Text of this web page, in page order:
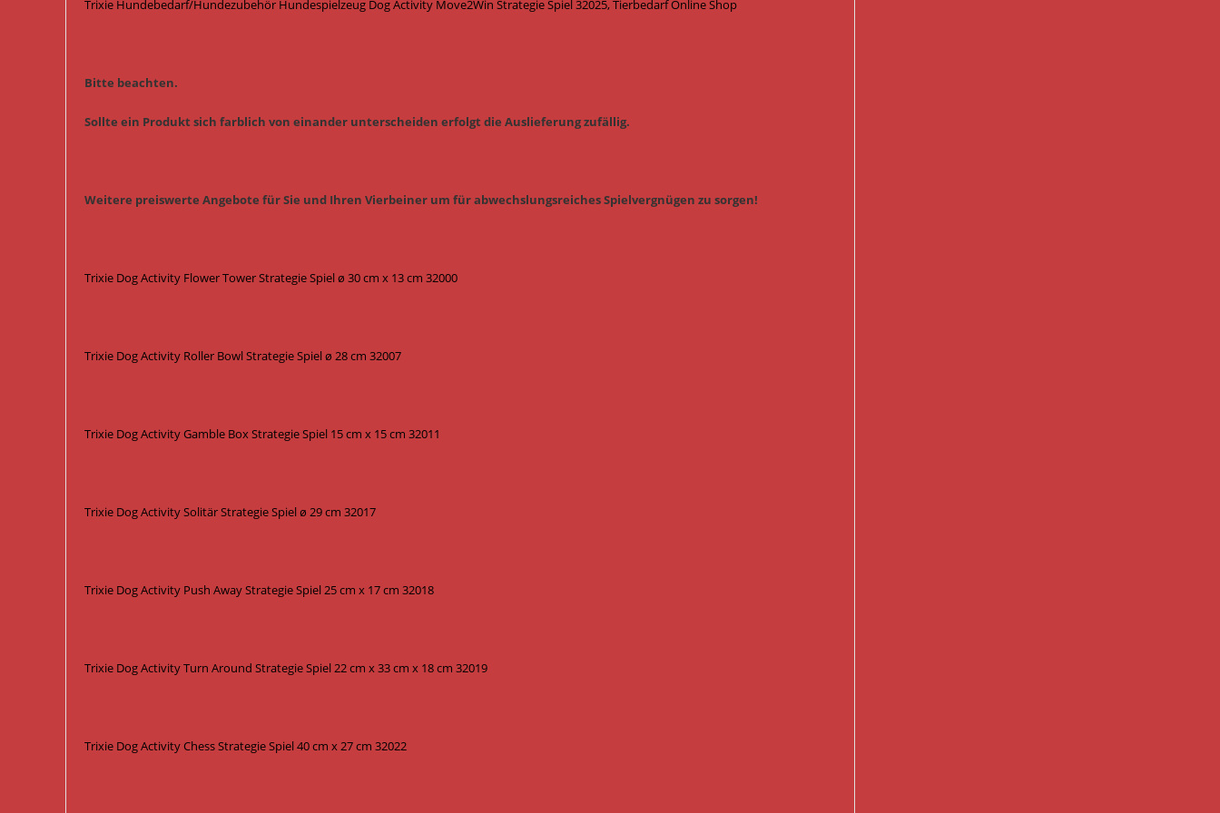
Trixie Hundebedarf/Hundezubehör Hundespielzeug Dog Activity Move2Win Strategie Spiel 32025, Tierbedarf Online Shop
Bitte beachten.
Sollte ein Produkt sich farblich von einander unterscheiden erfolgt die Auslieferung zufällig.
Weitere preiswerte Angebote für Sie und Ihren Vierbeiner um für abwechslungsreiches Spielvergnügen zu sorgen!
Trixie Dog Activity Flower Tower Strategie Spiel ø 30 cm x 13 cm 32000
Trixie Dog Activity Roller Bowl Strategie Spiel ø 28 cm 32007
Trixie Dog Activity Gamble Box Strategie Spiel 15 cm x 15 cm 32011
Trixie Dog Activity Solitär Strategie Spiel ø 29 cm 32017
Trixie Dog Activity Push Away Strategie Spiel 25 cm x 17 cm 32018
Trixie Dog Activity Turn Around Strategie Spiel 22 cm x 33 cm x 18 cm 32019
Trixie Dog Activity Chess Strategie Spiel 40 cm x 27 cm 32022